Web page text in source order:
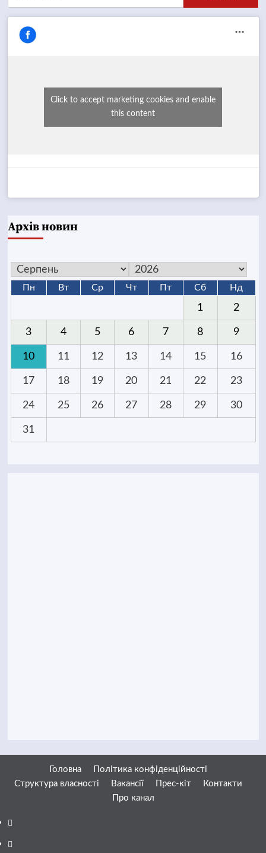
Click to accept marketing cookies and enable
this content
Архів новин
Пн Вт Ср Чт Пт Сб Нд
1 2
3 4 5 6 7 8 9
10 11 12 13 14 15 16
17 18 19 20 21 22 23
24 25 26 27 28 29 30
31
Головна
Політика конфіденційності
Структура власності
Вакансії Прес-кіт
Контакти
Про канал
Facebook
YouTube